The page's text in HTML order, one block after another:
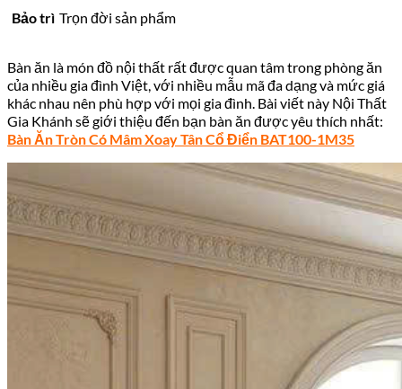
Bảo trì Trọn đời sản phẩm
Bàn ăn là món đồ nội thất rất được quan tâm trong phòng ăn
của nhiều gia đình Việt, với nhiều mẫu mã đa dạng và mức giá
khác nhau nên phù hợp với mọi gia đình. Bài viết này Nội Thất
Gia Khánh sẽ giới thiệu đến bạn bàn ăn được yêu thích nhất:
Bàn Ăn Tròn Có Mâm Xoay Tân Cổ Điển BAT100-1M35